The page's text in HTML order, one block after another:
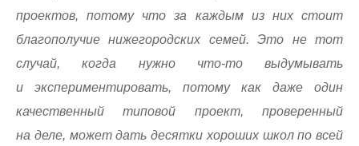
проектов, потому что за каждым из них стоит
благополучие нижегородских семей. Это не тот
случай, когда нужно что-то выдумывать
и экспериментировать, потому как даже один
качественный типовой проект, проверенный
на деле, может дать десятки хороших школ по всей